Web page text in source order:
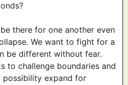
there for one another even
We want to fight for a
be different without fear.
to challenge boundaries and
possibility expand for